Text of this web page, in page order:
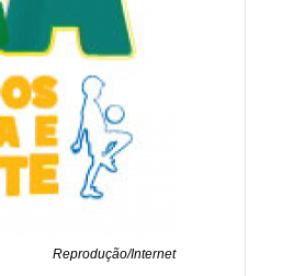
Reprodução/Internet